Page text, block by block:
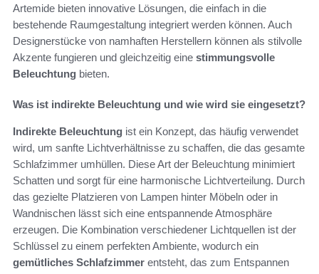
Artemide bieten innovative Lösungen, die einfach in die
bestehende Raumgestaltung integriert werden können. Auch
Designerstücke von namhaften Herstellern können als stilvolle
Akzente fungieren und gleichzeitig eine stimmungsvolle
Beleuchtung bieten.
Was ist indirekte Beleuchtung und wie wird sie eingesetzt?
Indirekte Beleuchtung ist ein Konzept, das häufig verwendet
wird, um sanfte Lichtverhältnisse zu schaffen, die das gesamte
Schlafzimmer umhüllen. Diese Art der Beleuchtung minimiert
Schatten und sorgt für eine harmonische Lichtverteilung. Durch
das gezielte Platzieren von Lampen hinter Möbeln oder in
Wandnischen lässt sich eine entspannende Atmosphäre
erzeugen. Die Kombination verschiedener Lichtquellen ist der
Schlüssel zu einem perfekten Ambiente, wodurch ein
gemütliches Schlafzimmer entsteht, das zum Entspannen